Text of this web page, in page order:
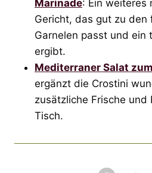
Marinade: Ein weiteres
Gericht, das gut zu den
Garnelen passt und ein
ergibt.
Mediterraner Salat
ergänzt die Crostini
zusätzliche Frische und
Tisch.